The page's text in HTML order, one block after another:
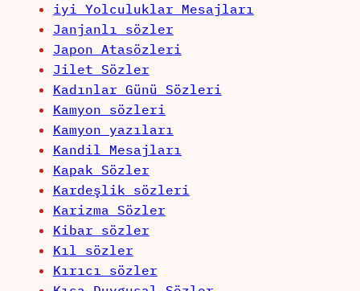
iyi Yolculuklar Mesajları
Janjanlı sözler
Japon Atasözleri
Jilet Sözler
Kadınlar Günü Sözleri
Kamyon sözleri
Kamyon yazıları
Kandil Mesajları
Kapak Sözler
Kardeşlik sözleri
Karizma Sözler
Kibar sözler
Kıl sözler
Kırıcı sözler